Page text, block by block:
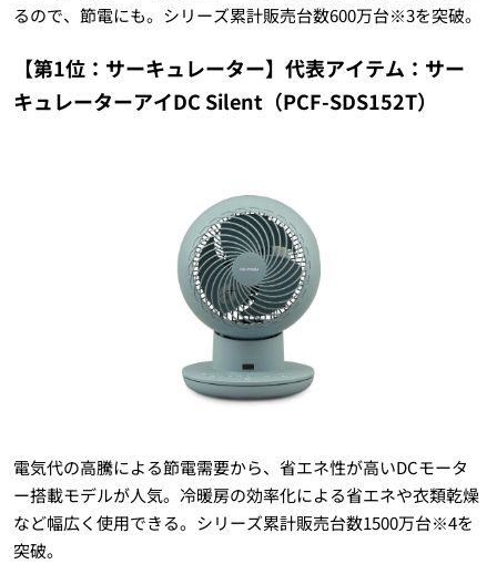
るので、節電にも。シリーズ累計販売台数600万台※3を突破。
【第1位：サーキュレーター】代表アイテム：サー
キュレーターアイDC Silent（PCF-SDS152T）
電気代の高騰による節電需要から、省エネ性が高いDCモータ
ー搭載モデルが人気。冷暖房の効率化による省エネや衣類乾燥
など幅広く使用できる。シリーズ累計販売台数1500万台※4を
突破。